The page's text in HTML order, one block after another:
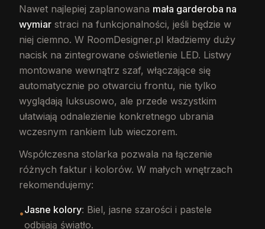
Nawet najlepiej zaplanowana mała garderoba na
wymiar straci na funkcjonalności, jeśli będzie w
niej ciemno. W RoomDesigner.pl kładziemy duży
nacisk na zintegrowane oświetlenie LED. Listwy
montowane wewnątrz szaf, włączające się
automatycznie po otwarciu frontu, nie tylko
wyglądają luksusowo, ale przede wszystkim
ułatwiają odnalezienie konkretnego ubrania
wczesnym rankiem lub wieczorem.
Współczesna stolarka pozwala na łączenie
różnych faktur i kolorów. W małych wnętrzach
rekomendujemy:
•Jasne kolory: Biel, jasne szarości i pastele
odbijają światło.